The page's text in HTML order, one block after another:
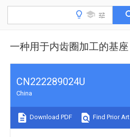
一种用于内齿圈加工的基座
CN222289024U
China
Download PDF Find Prior Art